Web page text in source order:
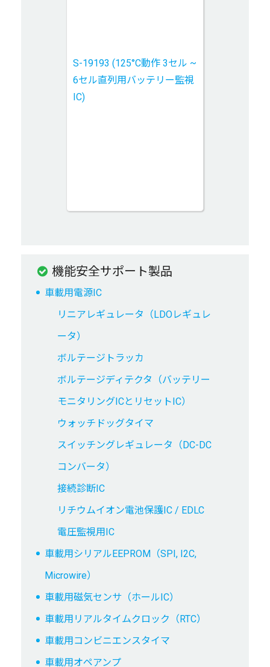
S-19193 (125°C動作 3セル ~
6セル直列用バッテリー監視
IC)
機能安全サポート製品
車載用電源IC
リニアレギュレータ（LDOレギュレ
ータ）
ボルテージトラッカ
ボルテージディテクタ（バッテリー
モニタリングICとリセットIC）
ウォッチドッグタイマ
スイッチングレギュレータ（DC-DC
コンバータ）
接続診断IC
リチウムイオン電池保護IC / EDLC
電圧監視用IC
車載用シリアルEEPROM（SPI, I2C,
Microwire）
車載用磁気センサ（ホールIC）
車載用リアルタイムクロック（RTC）
車載用コンビニエンスタイマ
車載用オペアンプ